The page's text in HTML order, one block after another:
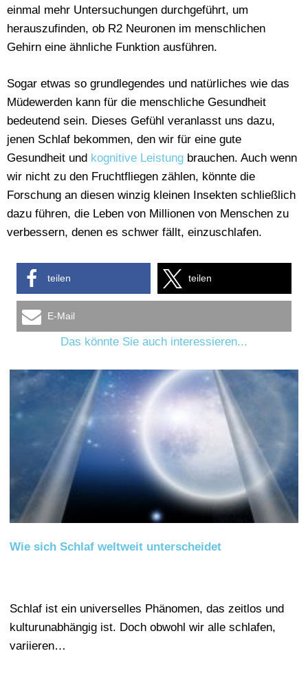
einmal mehr Untersuchungen durchgeführt, um
herauszufinden, ob R2 Neuronen im menschlichen
Gehirn eine ähnliche Funktion ausführen.
Sogar etwas so grundlegendes und natürliches wie das
Müdewerden kann für die menschliche Gesundheit
bedeutend sein. Dieses Gefühl veranlasst uns dazu,
jenen Schlaf bekommen, den wir für eine gute
Gesundheit und kognitive Leistung brauchen. Auch wenn
wir nicht zu den Fruchtfliegen zählen, könnte die
Forschung an diesen winzig kleinen Insekten schließlich
dazu führen, die Leben von Millionen von Menschen zu
verbessern, denen es schwer fällt, einzuschlafen.
teilen teilen
E-Mail
Das könnte Sie auch interessieren...
Wie sich Schlaf weltweit unterscheidet
Schlaf ist ein universelles Phänomen, das zeitlos und
kulturunabhängig ist. Doch obwohl wir alle schlafen,
variieren…